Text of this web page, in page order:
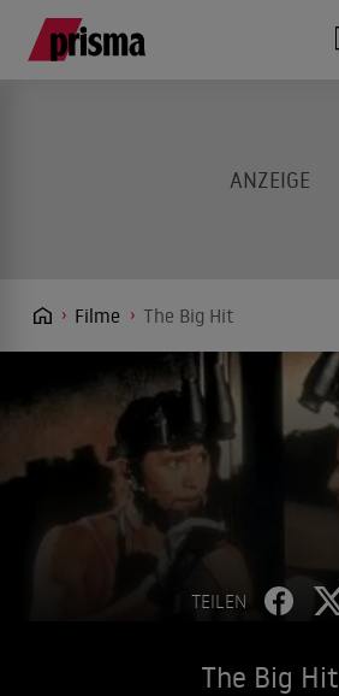
Filme The Big Hit
TEILEN
The Big Hit